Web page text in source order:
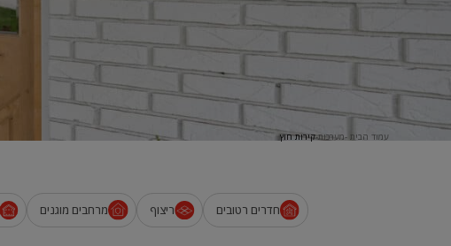
עמוד הבית מערכות קירות חוץ
חדרים רטובים ריצוף מרחבים מוגנים